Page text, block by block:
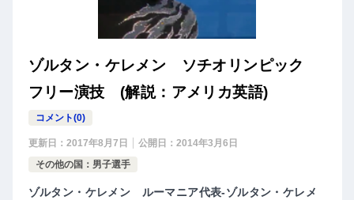
ゾルタン・ケレメン ソチオリンピック
フリー演技 (解説：アメリカ英語)
コメント(0)
更新日： 2017年8月7日 公開日： 2014年3月6日
その他の国：男子選手
ゾルタン・ケレメン ルーマニア代表-ゾルタン・ケレメ